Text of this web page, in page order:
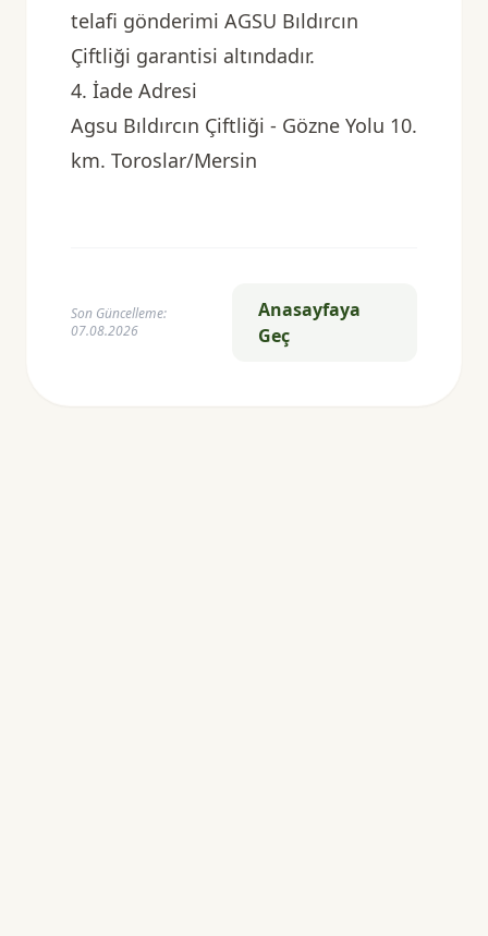
telafi gönderimi AGSU Bıldırcın
Çiftliği garantisi altındadır.
4. İade Adresi
Agsu Bıldırcın Çiftliği - Gözne Yolu 10.
km. Toroslar/Mersin
Son Güncelleme:
07.08.2026
Anasayfaya
Geç